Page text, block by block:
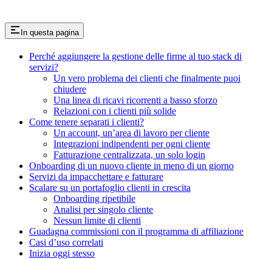
In questa pagina
Perché aggiungere la gestione delle firme al tuo stack di
servizi?
Un vero problema dei clienti che finalmente puoi
chiudere
Una linea di ricavi ricorrenti a basso sforzo
Relazioni con i clienti più solide
Come tenere separati i clienti?
Un account, un’area di lavoro per cliente
Integrazioni indipendenti per ogni cliente
Fatturazione centralizzata, un solo login
Onboarding di un nuovo cliente in meno di un giorno
Servizi da impacchettare e fatturare
Scalare su un portafoglio clienti in crescita
Onboarding ripetibile
Analisi per singolo cliente
Nessun limite di clienti
Guadagna commissioni con il programma di affiliazione
Casi d’uso correlati
Inizia oggi stesso